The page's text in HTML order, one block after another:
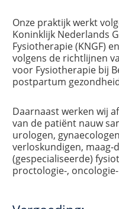
Onze praktijk werkt
Koninklijk Nederlands
Fysiotherapie (KNGF)
volgens de richtlijnen
voor Fysiotherapie bij
postpartum
Daarnaast werken wij
van de patiënt nauw
urologen,
verloskundigen, maag-
(gespecialiseerde)
proctologie-,